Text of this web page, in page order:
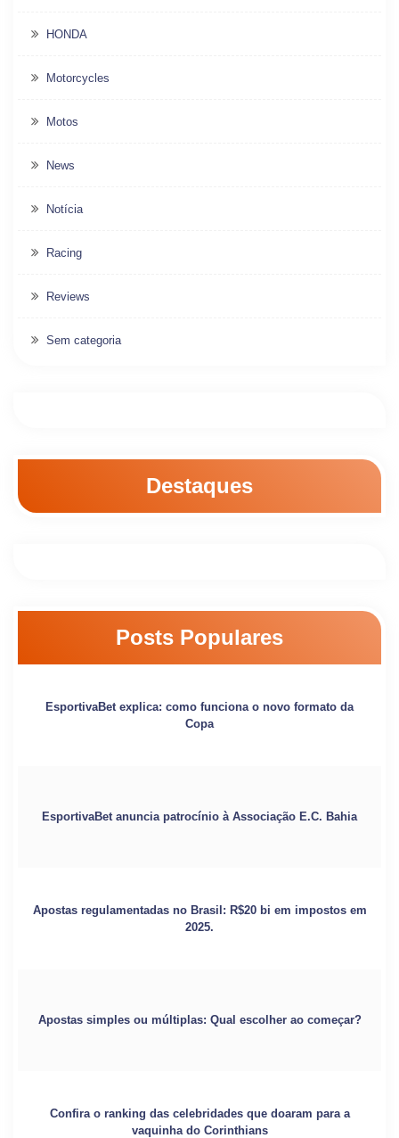
HONDA
Motorcycles
Motos
News
Notícia
Racing
Reviews
Sem categoria
Destaques
Posts Populares
EsportivaBet explica: como funciona o novo formato da
Copa
EsportivaBet anuncia patrocínio à Associação E.C. Bahia
Apostas regulamentadas no Brasil: R$20 bi em impostos em
2025.
Apostas simples ou múltiplas: Qual escolher ao começar?
Confira o ranking das celebridades que doaram para a
vaquinha do Corinthians